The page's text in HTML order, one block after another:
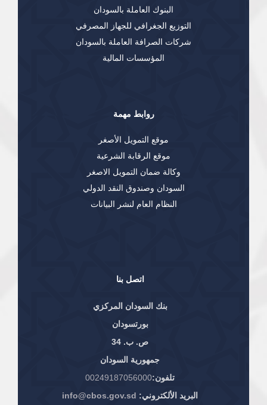
اتصل بنا
بنك السودان المركزي
بورتسودان
ص. ب. 34
جمهورية السودان
تلفون:00249187056000
البريد الألكتروني: info@cbos.gov.sd
البنوك العاملة بالسودان
التوزيع الجغرافي للجهاز المصرفي
شركات الصرافة العاملة بالسودان
المؤسسات المالية
روابط مهمة
موقع التمويل الأصغر
موقع الرقابة الشرعية
وكالة ضمان التمويل الاصغر
السودان وصندوق النقد الدولي
النظام العام لنشر البيانات